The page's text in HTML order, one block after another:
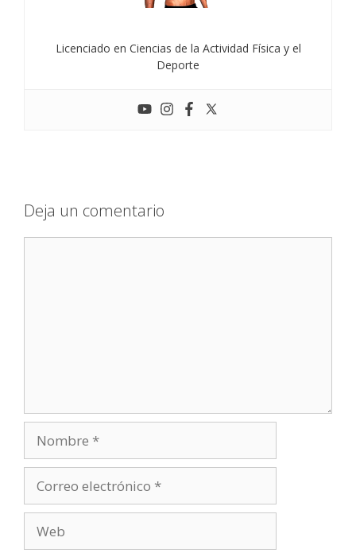
Licenciado en Ciencias de la Actividad Física y el
Deporte
Deja un comentario